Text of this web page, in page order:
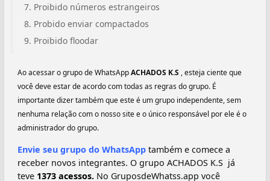
Proibido números estrangeiros
Probido enviar compactados
Proibido floodar
Ao acessar o grupo de WhatsAppACHADOS K.S ️ , esteja ciente que
você deve estar de acordo com todas as regras do grupo. É
importante dizer também que este é um grupo independente, sem
nenhuma relação com o nosso site e o único responsável por ele é o
administrador do grupo.
Envie seu grupo do WhatsApp também e comece a
receber novos integrantes. O grupo ACHADOS K.S ️ já
teve 1373 acessos. No GruposdeWhatss.app você